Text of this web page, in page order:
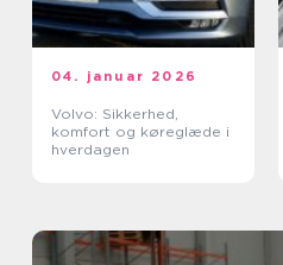
04. januar 2026
Volvo: Sikkerhed,
komfort og køreglæde i
hverdagen